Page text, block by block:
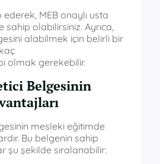
ederek, MEB onaylı usta
olabilirsiniz. Ayrıca,
alabilmek için belirli bir
olmak gerekebilir.
Belgesinin
mesleki eğitimde
Bu belgenin sahip
şu şekilde sıralanabilir: